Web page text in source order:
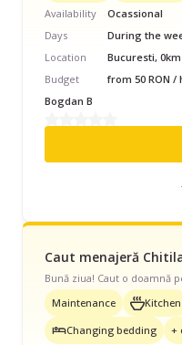
Availability
Ocassional
Days
During the
Location
Bucuresti,
Budget
from 50 RON /
Bogdan B
Caut menajeră
Maintenance
Kitchen
Changing bedding
+